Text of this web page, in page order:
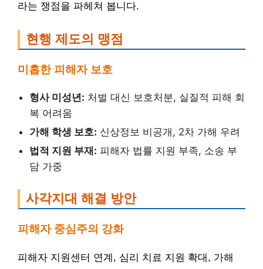
라는 쟁점을 파헤쳐 봅니다.
현행 제도의 맹점
미흡한 피해자 보호
형사 미성년: 처벌 대신 보호처분, 실질적 피해 회
복 어려움
가해 학생 보호: 신상정보 비공개, 2차 가해 우려
법적 지원 부재: 피해자 법률 지원 부족, 소송 부
담 가중
사각지대 해결 방안
피해자 중심주의 강화
피해자 지원센터 연계, 심리 치료 지원 확대, 가해